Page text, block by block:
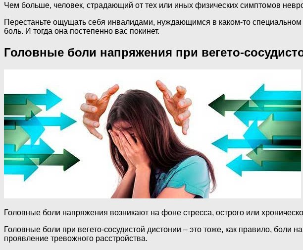
Чем больше, человек, страдающий от тех или иных физических симптомов
Перестаньте ощущать себя инвалидами, нуждающимся в каком-то
боль. И тогда она постепенно вас покинет.
Головные боли напряжения при вегето-
Головные боли напряжения возникают на фоне стресса, острого или
Головные боли при вегето-сосудистой дистонии – это тоже, как правило, боли
проявление тревожного расстройства.